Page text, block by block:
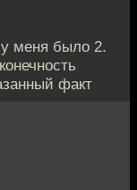
меня было 2.
факт